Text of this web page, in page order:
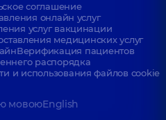
соглашение
онлайн услуг
услуг вакцинации
медицинских услуг
Верификация пациентов
распорядка
и использования файлов cookie
мовоюEnglish